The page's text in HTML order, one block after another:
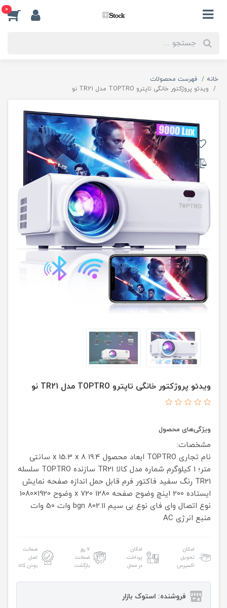
0
خانه
فهرست محصولات
ویدئو پروژکتور خانگی تاپترو TOPTRO مدل TR21 نو
ویدئو پروژکتور خانگی تاپترو TOPTRO مدل TR21 نو
ویژگی‌های محصول
مشخصات:
نام تجاری TOPTRO
ابعاد محصول 19.4 x 15.3 x 8 سانتی
متر؛ 1 کیلوگرم
شماره مدل کالا TR21 سازنده TOPTRO
سلسله
TR21 رنگ سفید فاکتور فرم قابل حمل اندازه صفحه نمایش
ایستاده 200 اینچ
وضوح صفحه 1280 x 720
وضوح 1920×1080
نوع اتصال وای فای نوع بی سیم 802.11 bgn
وات 50 وات
منبع انرژی AC
امکان
تحویل
اکسپرس
امکان
پرداخت
در محل
۷ روز
ضمانت
بازگشت
ضمانت
اصل
بودن کالا
فروشنده: استوک بازار